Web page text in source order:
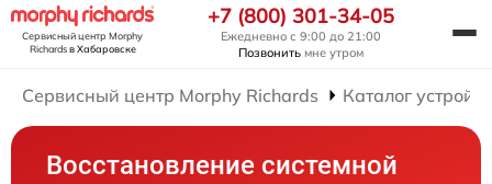
Сервисный центр Morphy
Richardsв Хабаровске
+7 (800) 301-34-05
Ежедневно с 9:00 до 21:00
Позвонить мне утром
Сервисный центр Morphy Richards Каталог
Восстановление системной